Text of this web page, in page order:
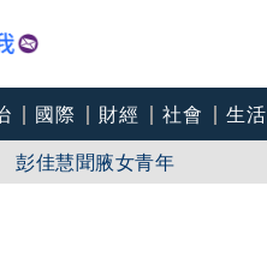
國際 財經 社會 生活
彭佳慧聞腋女青年
邊緣人怕冷